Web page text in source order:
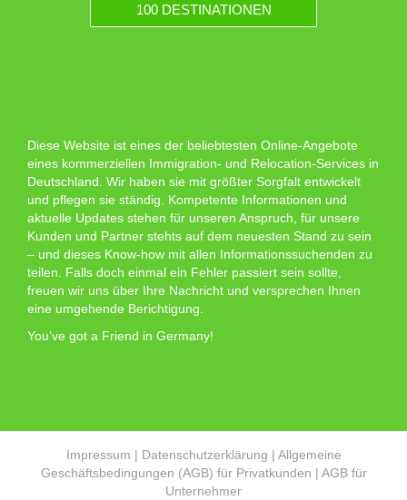
100 DESTINATIONEN
Diese Website ist eines der beliebtesten Online-Angebote
eines kommerziellen Immigration- und Relocation-Services in
Deutschland. Wir haben sie mit größter Sorgfalt entwickelt
und pflegen sie ständig. Kompetente Informationen und
aktuelle Updates stehen für unseren Anspruch, für unsere
Kunden und Partner stehts auf dem neuesten Stand zu sein
– und dieses Know-how mit allen Informationssuchenden zu
teilen. Falls doch einmal ein Fehler passiert sein sollte,
freuen wir uns über Ihre Nachricht und versprechen Ihnen
eine umgehende Berichtigung.
You’ve got a Friend in Germany!
Impressum | Datenschutzerklärung | Allgemeine
Geschäftsbedingungen (AGB) für Privatkunden | AGB für
Unternehmer